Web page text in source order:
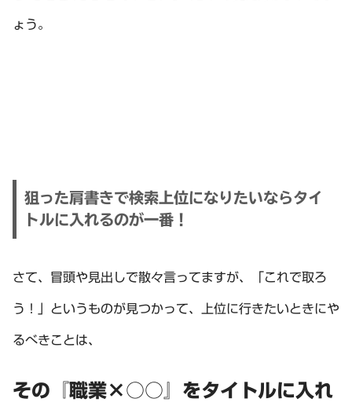
ょう。
狙った肩書きで検索上位になりたいならタイ
トルに入れるのが一番！
さて、冒頭や見出しで散々言ってますが、「これで取ろ
う！」というものが見つかって、上位に行きたいときにや
るべきことは、
その『職業×○○』をタイトルに入れ